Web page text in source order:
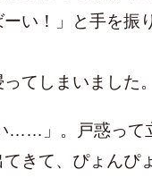
い！」と手を振
てしまいました。
……」。戸惑って
きて、ぴょんぴ